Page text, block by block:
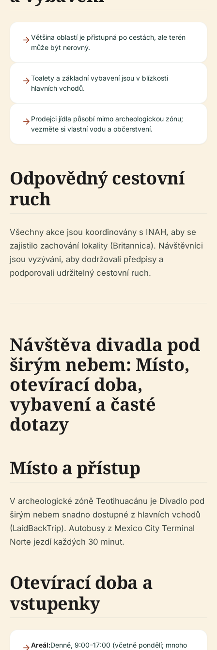
Většina oblastí je přístupná po cestách, ale terén
může být nerovný.
Toalety a základní vybavení jsou v blízkosti
hlavních vchodů.
Prodejci jídla působí mimo archeologickou zónu;
vezměte si vlastní vodu a občerstvení.
Odpovědný cestovní
ruch
Všechny akce jsou koordinovány s INAH, aby se
zajistilo zachování lokality (Britannica). Návštěvníci
jsou vyzýváni, aby dodržovali předpisy a
podporovali udržitelný cestovní ruch.
Návštěva divadla pod
širým nebem: Místo,
otevírací doba,
vybavení a časté
dotazy
Místo a přístup
V archeologické zóně Teotihuacánu je Divadlo pod
širým nebem snadno dostupné z hlavních vchodů
(LaidBackTrip). Autobusy z Mexico City Terminal
Norte jezdí každých 30 minut.
Otevírací doba a
vstupenky
Areál:Denně, 9:00–17:00 (včetně pondělí; mnoho